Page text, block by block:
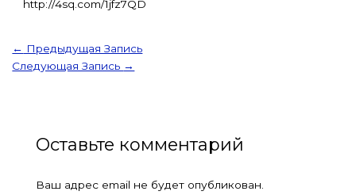
http://4sq.com/1jfz7QD
← Предыдущая Запись
Следующая Запись →
Оставьте комментарий
Ваш адрес email не будет опубликован.